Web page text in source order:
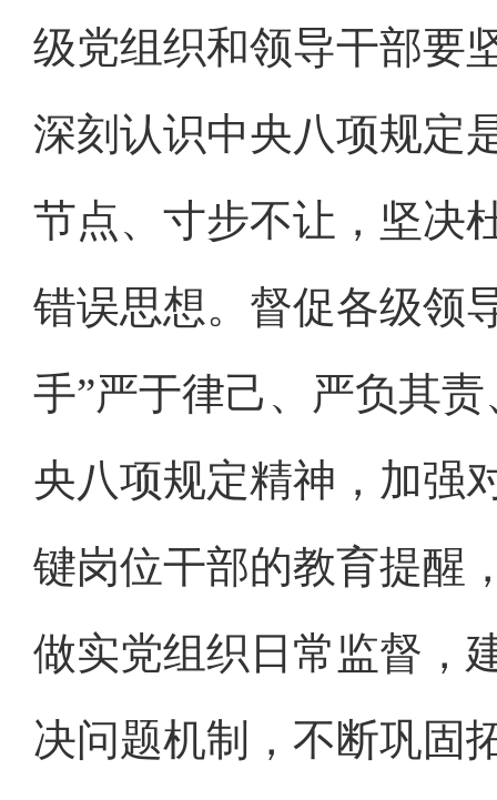
级党组织和领导干部要
深刻认识中央八项规定
节点、寸步不让，坚决
错误思想。督促各级领
手”严于律己、严负其
央八项规定精神，加强
键岗位干部的教育提醒
做实党组织日常监督，
决问题机制，不断巩固